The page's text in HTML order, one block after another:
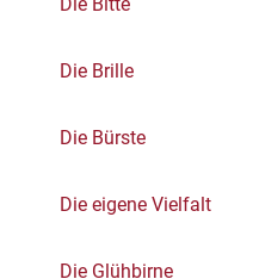
Die Bitte
Die Brille
Die Bürste
Die eigene Vielfalt
Die Glühbirne